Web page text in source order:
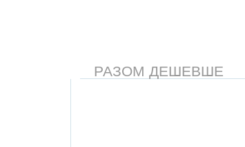
РАЗОМ ДЕШЕВШЕ